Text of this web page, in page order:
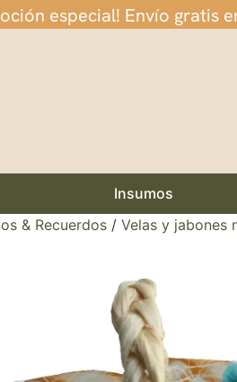
especial! Envío gratis
Insumos
& Recuerdos / Velas y jabones